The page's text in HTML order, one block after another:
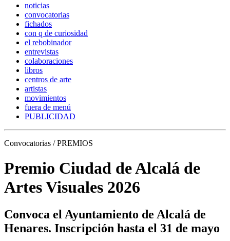
noticias
convocatorias
fichados
con q de curiosidad
el rebobinador
entrevistas
colaboraciones
libros
centros de arte
artistas
movimientos
fuera de menú
PUBLICIDAD
Convocatorias / PREMIOS
Premio Ciudad de Alcalá de
Artes Visuales 2026
Convoca el Ayuntamiento de Alcalá de
Henares. Inscripción hasta el 31 de mayo